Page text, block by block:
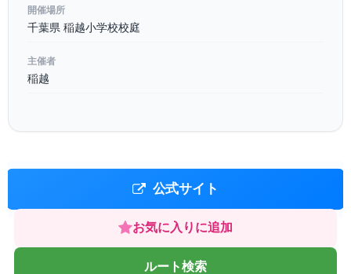
開催場所
千葉県 稲越⼩学校校庭
主催者
稲越
公式サイト
お気に入りに追加
ルート検索